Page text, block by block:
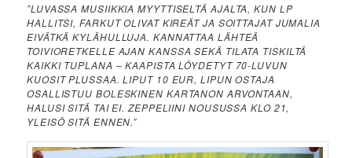
”LUVASSA MUSIIKKIA MYYTTISELTÄ AJALTA, KUN LP
HALLITSI, FARKUT OLIVAT KIREÄT JA SOITTAJAT JUMALIA
EIVÄTKÄ KYLÄHULLUJA. KANNATTAA LÄHTEÄ
TOIVIORETKELLE AJAN KANSSA SEKÄ TILATA TISKILTÄ
KAIKKI TUPLANA – KAAPISTA LÖYDETYT 70-LUVUN
KUOSIT PLUSSAA. LIPUT 10 EUR, LIPUN OSTAJA
OSALLISTUU BOLESKINEN KARTANON ARVONTAAN,
HALUSI SITÄ TAI EI. ZEPPELIINI NOUSUSSA KLO 21,
YLEISÖ SITÄ ENNEN.”